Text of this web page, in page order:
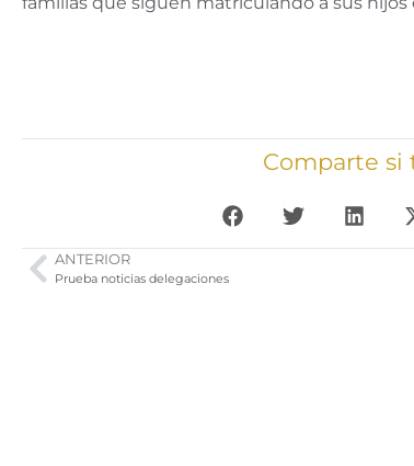
Comparte si
ANTERIOR
Prueba noticias delegaciones